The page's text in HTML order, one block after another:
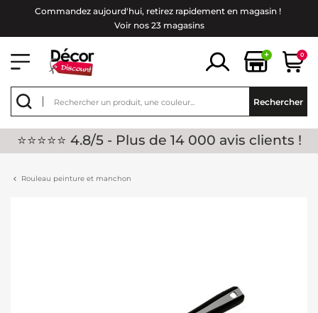
Commandez aujourd'hui, retirez rapidement en magasin !
Voir nos 23 magasins
+ 0
Rechercher
⭐⭐⭐⭐⭐ 4.8/5 - Plus de 14 000 avis clients !
Rouleau peinture et manchon